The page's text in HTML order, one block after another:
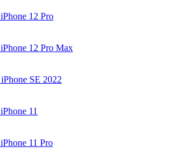
iPhone 12 Pro
iPhone 12 Pro Max
iPhone SE 2022
iPhone 11
iPhone 11 Pro